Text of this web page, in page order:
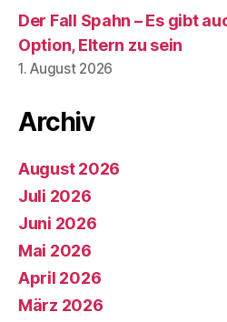
Der Fall Spahn – Es gibt
Option, Eltern zu sein
1. August 2026
Archiv
August 2026
Juli 2026
Juni 2026
Mai 2026
April 2026
März 2026